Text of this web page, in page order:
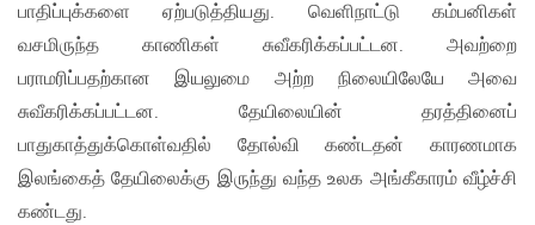
பாதிப்புக்களை ஏற்படுத்தியது. வெளிநாட்டு கம்பனிகள்
வசமிருந்த காணிகள் சுவீகரிக்கப்பட்டன. அவற்றை
பராமரிப்பதற்கான இயலுமை அற்ற நிலையிலேயே அவை
சுவீகரிக்கப்பட்டன. தேயிலையின் தரத்தினைப்
பாதுகாத்துக்கொள்வதில் தோல்வி கண்டதன் காரணமாக
இலங்கைத் தேயிலைக்கு இருந்து வந்த உலக அங்கீகாரம் வீழ்ச்சி
கண்டது.